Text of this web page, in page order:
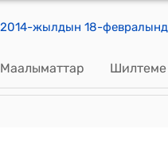
Маалыматтар Шилтеме